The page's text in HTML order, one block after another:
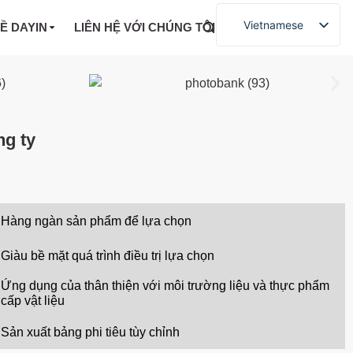
DAYIN LIÊN HỆ VỚI CHÚNG TÔI Vietnamese
ty
Hàng ngàn sản phẩm để lựa chọn
Giàu bề mặt quá trình điều trị lựa chọn
Ứng dụng của thân thiện với môi trường liệu và thực phẩm
cấp vật liệu
Sản xuất bảng phi tiêu tùy chỉnh